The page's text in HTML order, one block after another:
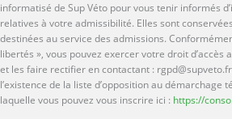
informatisé de Sup Véto pour vous tenir informés
relatives à votre admissibilité. Elles sont
destinées au service des admissions.
libertés », vous pouvez exercer votre droit d’accès
et les faire rectifier en contactant :
l’existence de la liste d’opposition au démarchage
laquelle vous pouvez vous inscrire ici : https://